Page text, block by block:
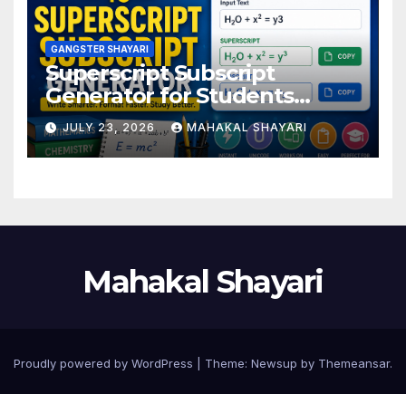
GANGSTER SHAYARI
Superscript Subscript
Generator for Students
Online
JULY 23, 2026 MAHAKAL SHAYARI
Mahakal Shayari
Proudly powered by WordPress Theme: Newsup by Themeansar.